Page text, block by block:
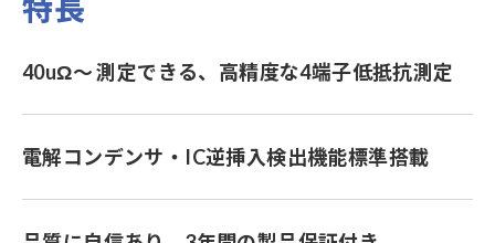
特長
40uΩ～ 測定できる、高精度な4端子低抵抗測定
電解コンデンサ・IC逆挿入検出機能標準搭載